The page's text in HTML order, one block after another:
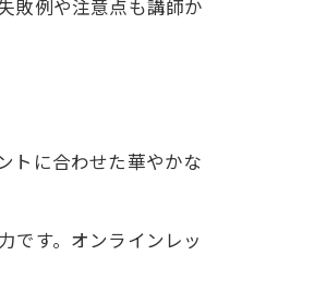
敗例や注意点も講師か
トに合わせた華やかな
です。オンラインレッ